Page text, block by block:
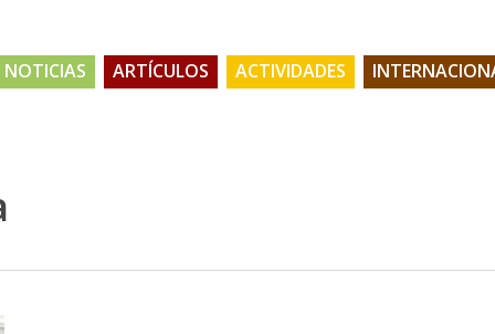
NOTICIAS ARTÍCULOS ACTIVIDADES